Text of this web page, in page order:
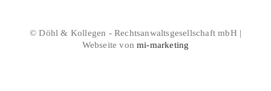
© Döhl & Kollegen - Rechtsanwaltsgesellschaft mbH |
Webseite vonmi-marketing